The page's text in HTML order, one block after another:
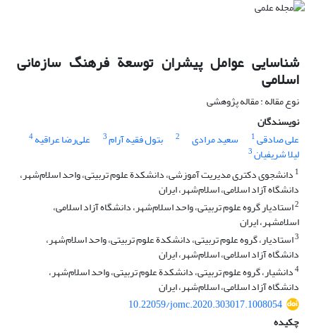
شناسایی عوامل پیشران توسعة فرهنگ سازمانی
اسلامی
نوع مقاله : مقاله پژوهشی
نویسندگان
علی صادقی1 سعید مرادی 2 بتول فقیه آرام3 علی‌رضا عراقیه4
لیلا شریفیان3
1 دانشجوی دکتری مدیریت آموزشی، دانشکدة علوم تربیتی، واحد اسلام‌شهر،
دانشگاه آزاد اسلامی، اسلام‌شهر، ایران
2استادیار گروه علوم تربیتی، واحد اسلام‌شهر، دانشگاه آزاد اسلامی،
اسلامشهر، ایران
3استادیار، گروه علوم تربیتی، دانشکدة علوم تربیتی، واحد اسلام‌شهر،
دانشگاه آزاد اسلامی، اسلام‌شهر، ایران
4دانشیار، گروه علوم تربیتی، دانشکدة علوم تربیتی، واحد اسلام‌شهر،
دانشگاه آزاد اسلامی، اسلام‌شهر، ایران
10.22059/jomc.2020.303017.1008054
چکیده